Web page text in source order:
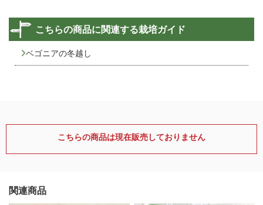
こちらの商品に関連する栽培ガイド
ベゴニアの冬越し
こちらの商品は現在販売しておりません
関連商品